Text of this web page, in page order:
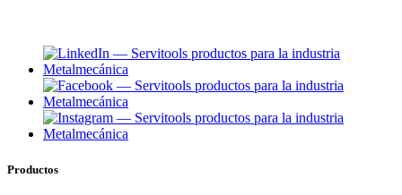
Productos